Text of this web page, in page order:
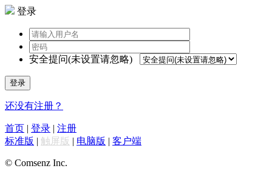
登录
安全提问(未设置请忽略)
登录
还没有注册？
首页 | 登录 | 注册
标准版 | 触屏版 | 电脑版 | 客户端
© Comsenz Inc.